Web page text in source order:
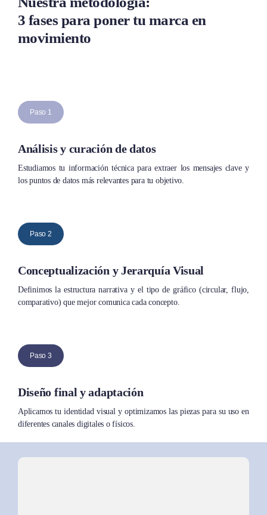
3 fases para poner tu marca en
movimiento
Paso 1
Análisis y curación de datos
Estudiamos tu información técnica para extraer los mensajes clave y
los puntos de datos más relevantes para tu objetivo.
Paso 2
Conceptualización y Jerarquía Visual
Definimos la estructura narrativa y el tipo de gráfico (circular, flujo,
comparativo) que mejor comunica cada concepto.
Paso 3
Diseño final y adaptación
Aplicamos tu identidad visual y optimizamos las piezas para su uso en
diferentes canales digitales o físicos.